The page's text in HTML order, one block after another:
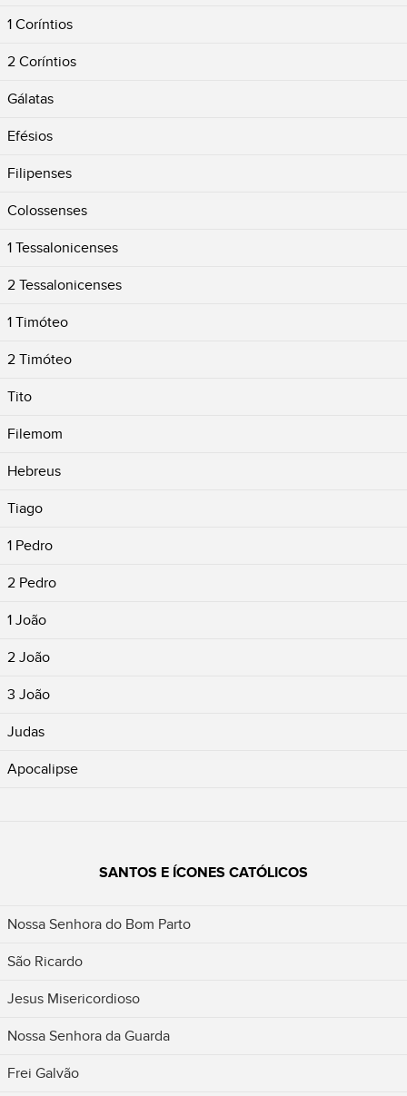
1 Coríntios
2 Coríntios
Gálatas
Efésios
Filipenses
Colossenses
1 Tessalonicenses
2 Tessalonicenses
1 Timóteo
2 Timóteo
Tito
Filemom
Hebreus
Tiago
1 Pedro
2 Pedro
1 João
2 João
3 João
Judas
Apocalipse
SANTOS E ÍCONES CATÓLICOS
Nossa Senhora do Bom Parto
São Ricardo
Jesus Misericordioso
Nossa Senhora da Guarda
Frei Galvão